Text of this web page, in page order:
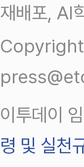
재배포, AI
이투데이
령 및 실천